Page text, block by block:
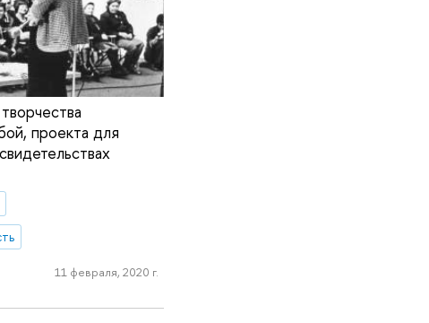
проекта для
11 февраля, 2020 г.